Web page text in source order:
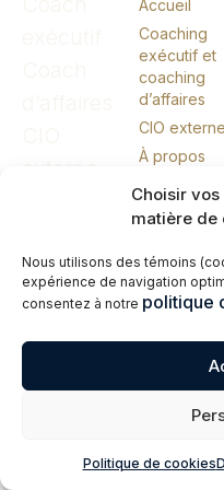
Choisir
matière de
Nous utilisons des témoins
expérience de navigation
consentez à notre politique
Politique de cookies
externe
Accueil
Coaching
exécutif et
coaching
d’affaires
CIO externe
À propos
Conférences
Livres
English
© 2026 Erik Giasson – Coach